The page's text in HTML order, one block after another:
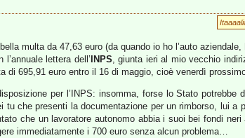
multa da 47,63 euro (da quando io ho l’auto aziendale,
lettera dell’ INPS, giunta ieri al mio vecchio
di 695,91 euro entro il 16 di maggio, cioè venerdì
per l’INPS: insomma, forse lo Stato potrebbe
che presenti la documentazione per un rimborso, lui a
che un lavoratore autonomo abbia i suoi bei fondi neri
immediatamente i 700 euro senza alcun problema…